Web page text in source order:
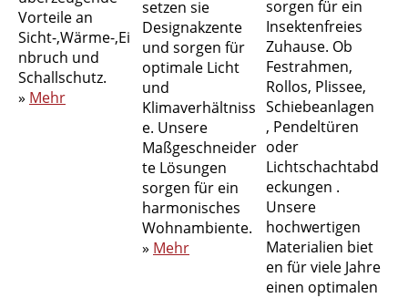
Vorteile an
Sicht-,Wärme-,Ei
nbruch und
Schallschutz.
» Mehr
setzen sie
Designakzente
und sorgen für
optimale Licht
und
Klimaverhältniss
e. Unsere
Maßgeschneider
te Lösungen
sorgen für ein
harmonisches
Wohnambiente.
» Mehr
sorgen für ein
Insektenfreies
Zuhause. Ob
Festrahmen,
Rollos, Plissee,
Schiebeanlagen
, Pendeltüren
oder
Lichtschachtabd
eckungen .
Unsere
hochwertigen
Materialien biet
en für viele Jahre
einen optimalen